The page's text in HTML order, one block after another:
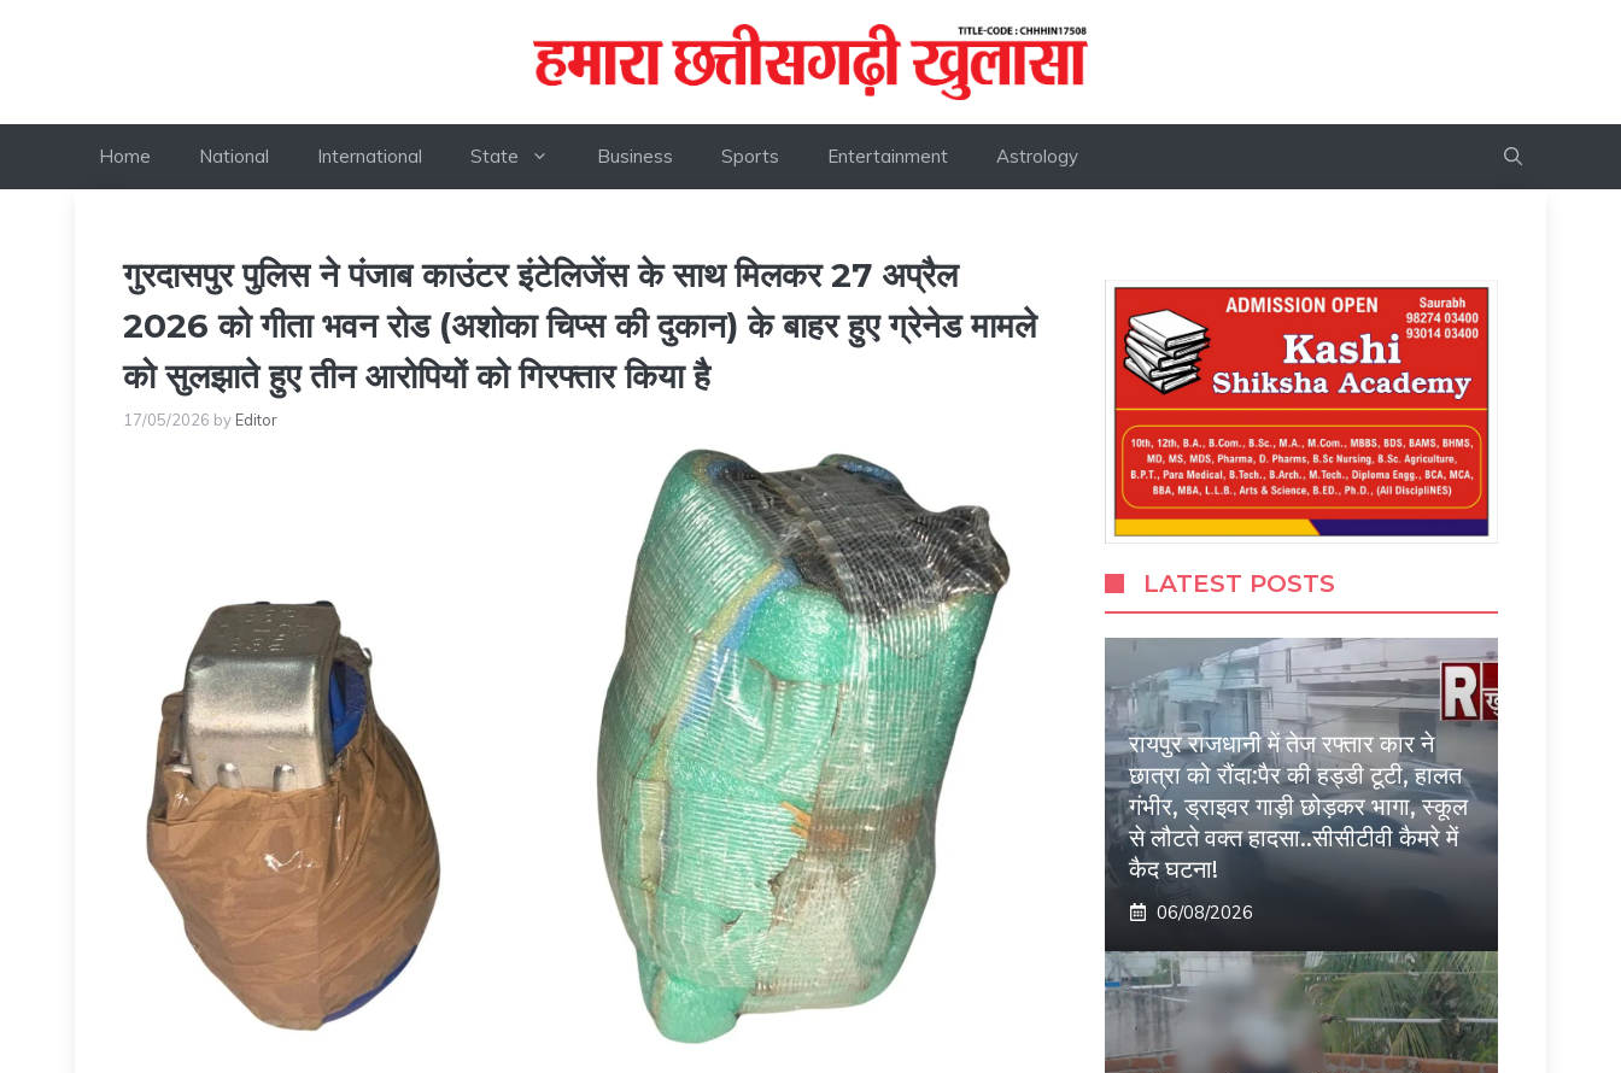
Home National International State Business Sports Entertainment Astrology
गुरदासपुर पुलिस ने पंजाब काउंटर इंटेलिजेंस के साथ मिलकर 27 अप्रैल
2026 को गीता भवन रोड (अशोका चिप्स की दुकान) के बाहर हुए ग्रेनेड मामले
को सुलझाते हुए तीन आरोपियों को गिरफ्तार किया है
17/05/2026 by Editor
LATEST POSTS
रायपुर राजधानी में तेज रफ्तार कार ने
छात्रा को रौंदा:पैर की हड्डी टूटी, हालत
गंभीर, ड्राइवर गाड़ी छोड़कर भागा, स्कूल
से लौटते वक्त हादसा..सीसीटीवी कैमरे में
कैद घटना!
06/08/2026